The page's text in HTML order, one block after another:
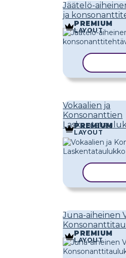
Jäätelö-
ja
PREMIUM
LAYOUT
Vokaalien ja
Konsonanttien
PREMIUM
LAYOUT
Juna-aiheinen
PREMIUM
LAYOUT